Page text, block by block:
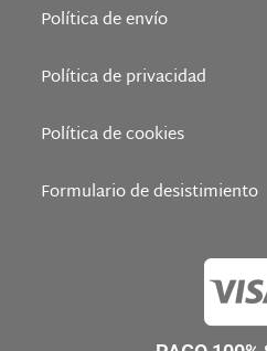
Política de envío
Política de privacidad
Política de cookies
Formulario de desistimiento